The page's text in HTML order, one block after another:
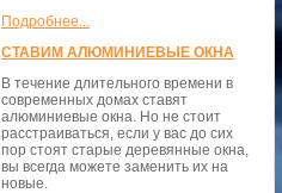
Подробнее...
СТАВИМ АЛЮМИНИЕВЫЕ ОКНА
В течение длительного времени в
современных домах ставят
алюминиевые окна. Но не стоит
расстраиваться, если у вас до сих
пор стоят старые деревянные окна,
вы всегда можете заменить их на
новые.